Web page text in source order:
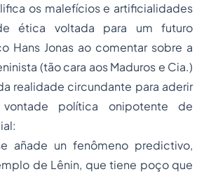
os malefícios e artificialidades
ética voltada para um futuro
Hans Jonas ao comentar sobre a
(tão cara aos Maduros e Cia.)
realidade circundante para aderir
política onipotente de
añade un fenômeno predictivo,
de Lênin, que tiene poço que